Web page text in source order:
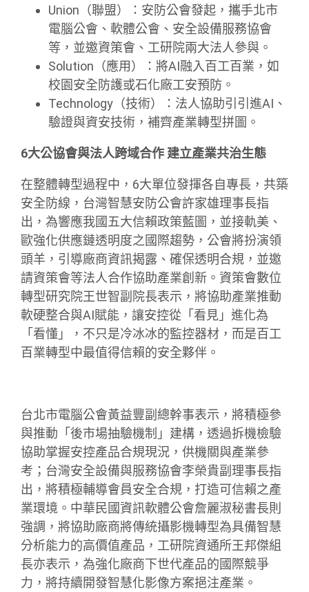
Union（聯盟）：安防公會發起，攜手北市
電腦公會、軟體公會、安全設備服務協會
等，並邀資策會、工研院兩大法人參與。
Solution（應用）：將AI融入百工百業，如
校園安全防護或石化廠工安預防。
Technology（技術）：法人協助引引進AI、
驗證與資安技術，補齊產業轉型拼圖。
6大公協會與法人跨域合作 建立產業共治生態
在整體轉型過程中，6大單位發揮各自專長，共築
安全防線，台灣智慧安防公會許家雄理事長指
出，為響應我國五大信賴政策藍圖，並接軌美、
歐強化供應鏈透明度之國際趨勢，公會將扮演領
頭羊，引導廠商資訊揭露、確保透明合規，並邀
請資策會等法人合作協助產業創新。資策會數位
轉型研究院王世智副院長表示，將協助產業推動
軟硬整合與AI賦能，讓安控從「看見」進化為
「看懂」，不只是冷冰冰的監控器材，而是百工
百業轉型中最值得信賴的安全夥伴。
台北市電腦公會黃益豐副總幹事表示，將積極參
與推動「後市場抽驗機制」建構，透過拆機檢驗
協助掌握安控產品合規現況，供機關與產業參
考；台灣安全設備與服務協會李榮貴副理事長指
出，將積極輔導會員安全合規，打造可信賴之產
業環境。中華民國資訊軟體公會詹麗淑秘書長則
強調，將協助廠商將傳統攝影機轉型為具備智慧
分析能力的高價值產品，工研院資通所王邦傑組
長亦表示，為強化廠商下世代產品的國際競爭
力，將持續開發智慧化影像方案挹注產業。